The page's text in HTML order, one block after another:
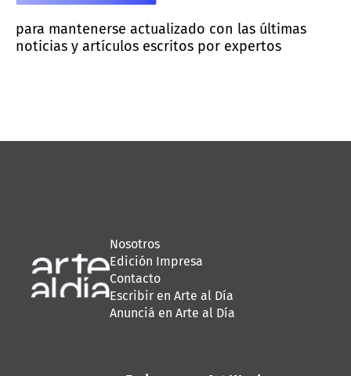
para mantenerse actualizado con las últimas
noticias y artículos escritos por expertos
Nosotros
Edición Impresa
Contacto
Escribir en Arte al Día
Anunciá en Arte al Día